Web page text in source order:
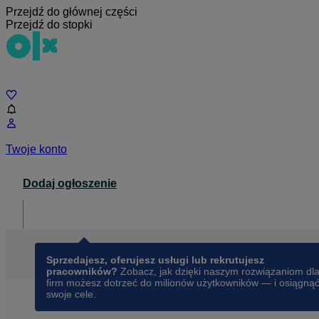
Przejdź do głównej części
Przejdź do stopki
Twoje konto
Dodaj ogłoszenie
Sprzedajesz, oferujesz usługi lub rekrutujesz
pracowników? Zobacz, jak dzięki naszym rozwiązaniom dla
firm możesz dotrzeć do milionów użytkowników — i osiągnąć
swoje cele.